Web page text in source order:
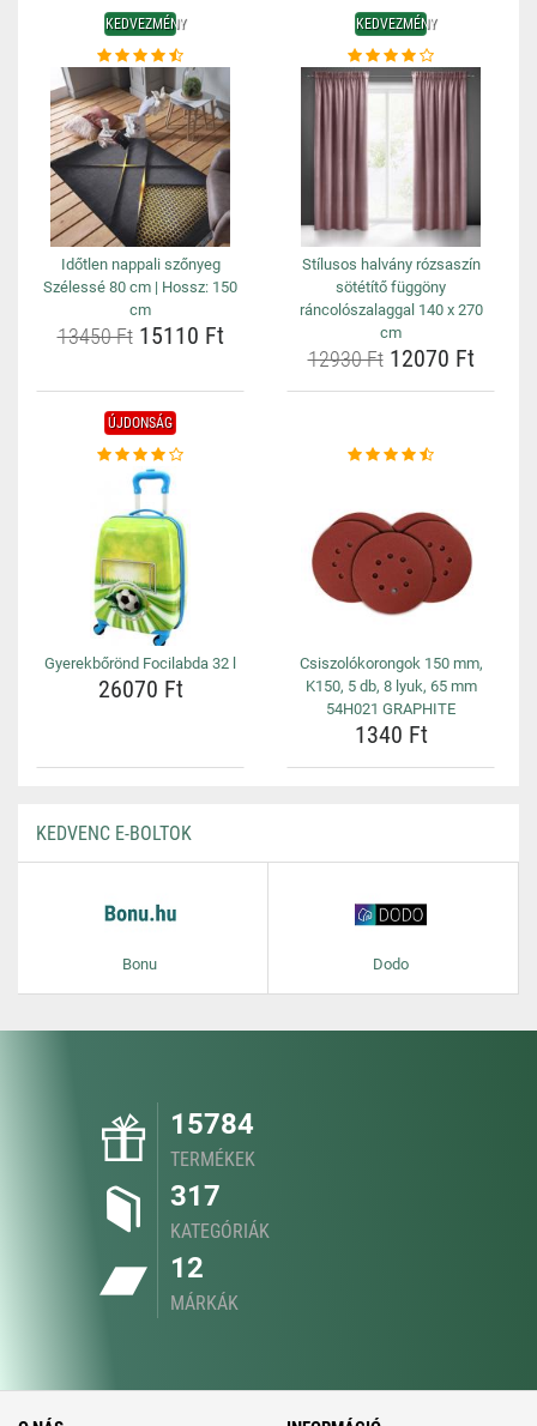
KEDVEZMÉNY
Időtlen nappali szőnyeg
Szélessé 80 cm | Hossz: 150
cm
13450 Ft15110 Ft
KEDVEZMÉNY
Stílusos halvány rózsaszín
sötétítő függöny
ráncolószalaggal 140 x 270
cm
12930 Ft12070 Ft
ÚJDONSÁG
Gyerekbőrönd Focilabda 32 l
26070 Ft
Csiszolókorongok 150 mm,
K150, 5 db, 8 lyuk, 65 mm
54H021 GRAPHITE
1340 Ft
KEDVENC E-BOLTOK
Bonu Dodo
15784
TERMÉKEK
317
KATEGÓRIÁK
12
MÁRKÁK